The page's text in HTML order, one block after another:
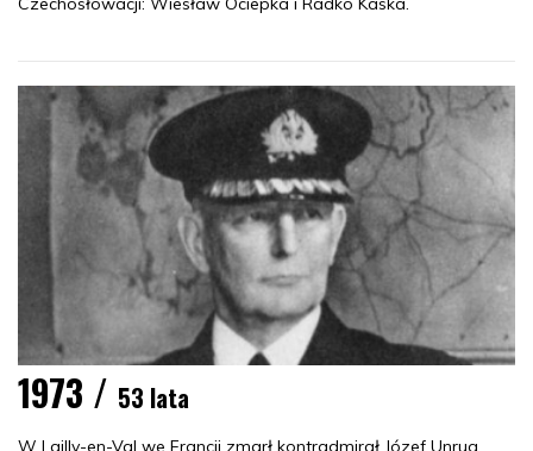
1973 / 53 lata
W Lailly-en-Val we Francji zmarł kontradmirał Józef Unrug